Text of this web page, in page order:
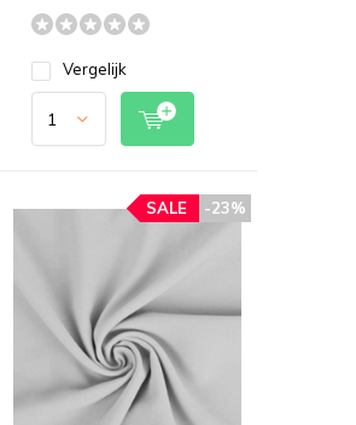
Vergelijk
-23%
SALE